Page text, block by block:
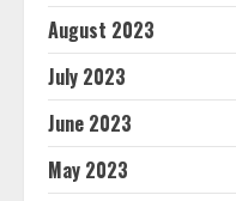
August 2023
July 2023
June 2023
May 2023